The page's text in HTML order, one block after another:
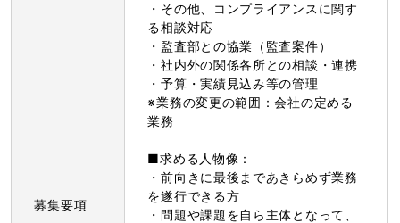
募集要項
・その他、コンプライアンスに関す
る相談対応
・監査部との協業（監査案件）
・社内外の関係各所との相談・連携
・予算・実績見込み等の管理
※業務の変更の範囲：会社の定める
業務
■求める人物像：
・前向きに最後まであきらめず業務
を遂行できる方
・問題や課題を自ら主体となって、